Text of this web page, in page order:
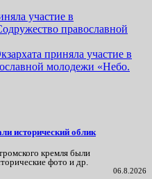
участие в
православной
приняла участие в
молодежи «Небо.
исторический облик
кремля были
фото и др.
06.8.2026